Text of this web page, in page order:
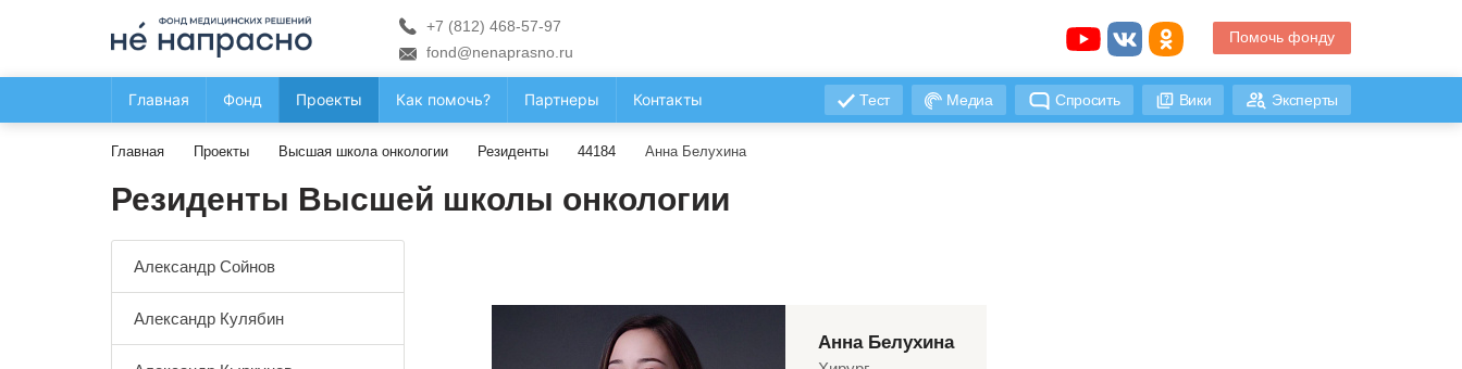
+7 (812) 468-57-97
fond@nenaprasno.ru
Помочь фонду
Главная Фонд Проекты Как помочь? Партнеры Контакты Тест Медиа Спросить Вики Эксперты
Главная Проекты Высшая школа онкологии Резиденты 44184 Анна Белухина
Резиденты Высшей школы онкологии
Александр Сойнов
Александр Кулябин
Анна Белухина